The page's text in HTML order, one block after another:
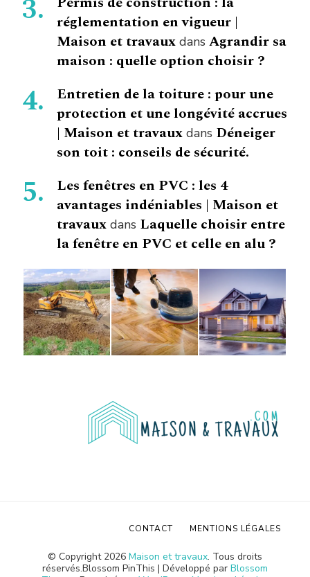
réglementation en vigueur |
Maison et travaux dans Agrandir sa
maison : quelle option choisir ?
Entretien de la toiture : pour une
protection et une longévité accrues
| Maison et travaux dans Déneiger
son toit : conseils de sécurité.
Les fenêtres en PVC : les 4
avantages indéniables | Maison et
travaux dans Laquelle choisir entre
la fenêtre en PVC et celle en alu ?
© Copyright 2026 Maison et travaux. Tous droits
réservés.Blossom PinThis | Développé par Blossom
CONTACT MENTIONS LÉGALES